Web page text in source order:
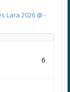
Lara 2026 @ -
6